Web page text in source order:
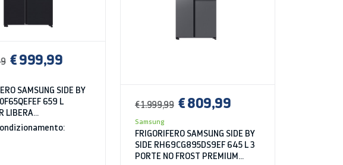
€ 999,99
SAMSUNG SIDE BY
659 L
LIBERA
WIFI NERO
€ 1.999,99 € 809,99
Samsung
FRIGORIFERO SAMSUNG SIDE BY
SIDE RH69CG895DS9EF 645 L 3
PORTE NO FROST PREMIUM